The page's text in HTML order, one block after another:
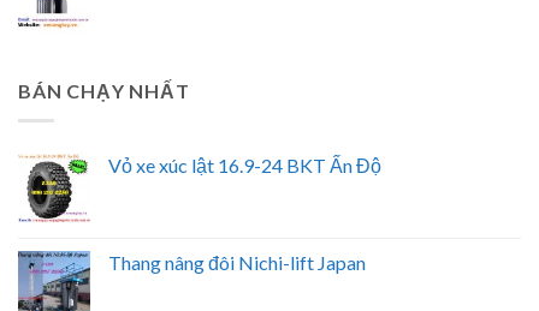
BÁN CHẠY NHẤT
Vỏ xe xúc lật 16.9-24 BKT Ấn Độ
Thang nâng đôi Nichi-lift Japan